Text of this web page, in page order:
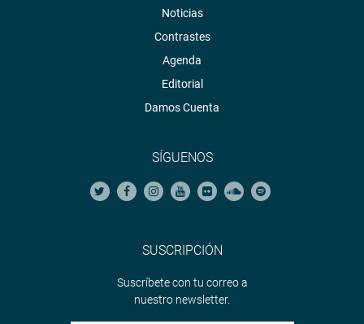
Noticias
Contrastes
Agenda
Editorial
Damos Cuenta
SÍGUENOS
SUSCRIPCIÓN
Suscríbete con tu correo a
nuestro newsletter.